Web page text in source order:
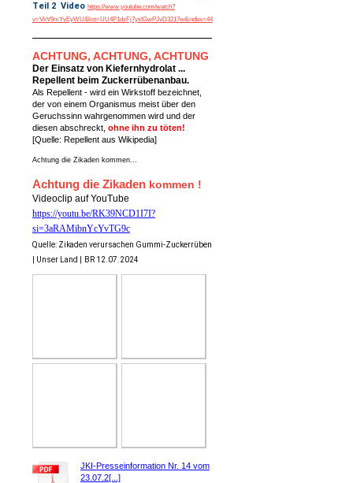
Teil 2 Video https://www.youtube.com/watch?
v=VkV9mYvEyWU&list=UU4P1dzFj7yxIGwPJvD3217w&index=44
ACHTUNG, ACHTUNG, ACHTUNG
Der Einsatz von Kiefernhydrolat ...
Repellent beim Zuckerrübenanbau.
Als Repellent - wird ein Wirkstoff bezeichnet,
der von einem Organismus meist über den
Geruchssinn wahrgenommen wird und der
diesen abschreckt, ohne ihn zu töten!
[Quelle: Repellent aus Wikipedia]
Achtung die Zikaden kommen...
Achtung die Zikaden kommen !
Videoclip auf YouTube
https://youtu.be/RK39NCD1I7I?
si=3aRAMibnYcYvTG9c
Quelle: Zikaden verursachen Gummi-Zuckerrüben
| Unser Land |
BR 12.07.2024
JKI-Presseinformation Nr. 14 vom
23.07.2[...]